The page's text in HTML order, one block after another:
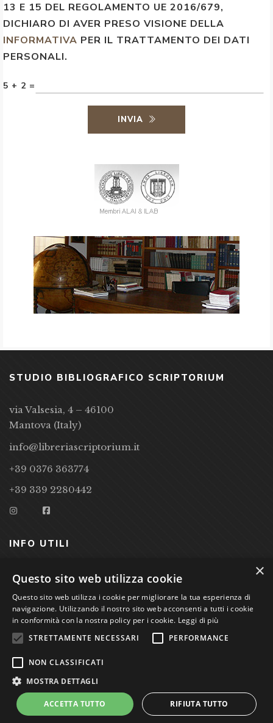
13 E 15 DEL REGOLAMENTO UE 2016/679,
DICHIARO DI AVER PRESO VISIONE DELLA
INFORMATIVA PER IL TRATTAMENTO DEI DATI
PERSONALI.
5 + 2 =
INVIA
STUDIO BIBLIOGRAFICO SCRIPTORIUM
via Valsesia, 4 – 46100
Mantova (Italy)
info@libreriascriptorium.it
+39 0376 363774
+39 339 2280442
INFO UTILI
CONDIZIONI DI VENDITA
PRIVACY POLICY
COOKIE POLICY
Studio Bibliografico Scriptorium Dott.ssa Sara Bassi VAT
nr. 01744000207
Power byGRAFFITI WEB
×
Questo sito web utilizza cookie
Questo sito web utilizza i cookie per migliorare la tua esperienza di
navigazione. Utilizzando il nostro sito web acconsenti a tutti i cookie
in conformità con la nostra policy per i cookie. Leggi di più
STRETTAMENTE NECESSARI
PERFORMANCE
NON CLASSIFICATI
MOSTRA DETTAGLI
ACCETTA TUTTO RIFIUTA TUTTO